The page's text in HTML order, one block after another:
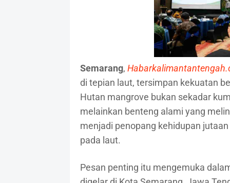
Semarang,
di tepian laut, tersimpan kekuatan
Hutan mangrove bukan sekadar
melainkan benteng alami yang
menjadi penopang kehidupan
pada laut.
Pesan penting itu mengemuka